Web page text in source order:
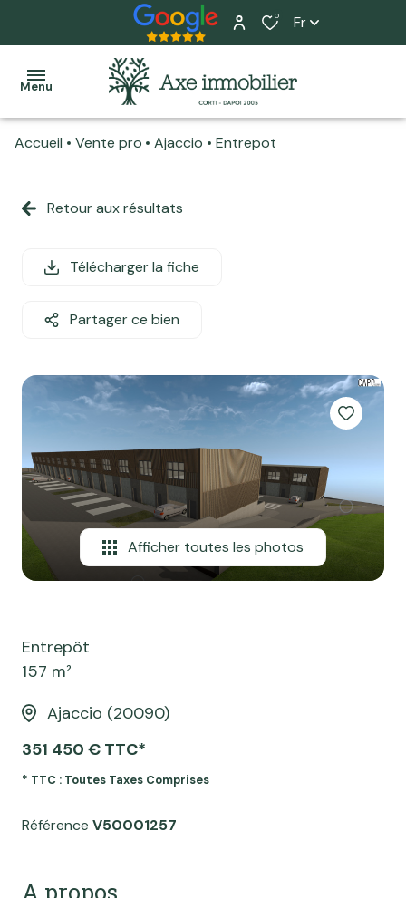
0 Fr
Menu
Ventes
Tous
biens
Terrains
professionnel
ou
commercial
Biens
vendus
Tous
biens
Local
professionnel
commercial
Programme
Estimation
agence
L'équipe
Nos
services
Home
Avis
client
Contact
Accueil Vente pro Ajaccio Entrepot
Retour aux résultats
Télécharger la fiche
Partager ce bien
Afficher toutes les photos
Entrepôt
157 m²
Ajaccio (20090)
351 450 € TTC*
* TTC : Toutes Taxes Comprises
Référence V50001257